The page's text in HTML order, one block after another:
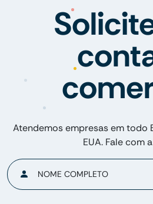
Atendemos empresas em todo
EUA. Fale com
NOME COMPLETO